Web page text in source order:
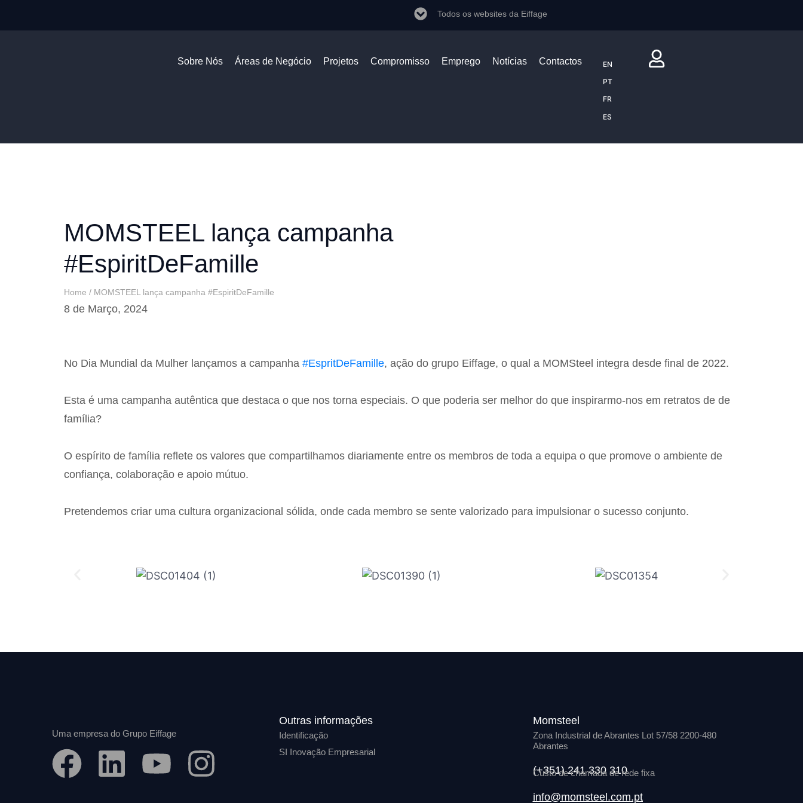
Todos os websites da Eiffage
Sobre Nós Áreas de Negócio Projetos Compromisso Emprego Notícias Contactos
EN
PT
FR
ES
MOMSTEEL lança campanha
#EspiritDeFamille
Home / MOMSTEEL lança campanha #EspiritDeFamille
8 de Março, 2024
No Dia Mundial da Mulher lançamos a campanha #EspritDeFamille, ação do grupo Eiffage, o qual a MOMSteel integra desde final de 2022.
Esta é uma campanha autêntica que destaca o que nos torna especiais. O que poderia ser melhor do que inspirarmo-nos em retratos de de
família?
O espírito de família reflete os valores que compartilhamos diariamente entre os membros de toda a equipa o que promove o ambiente de
confiança, colaboração e apoio mútuo.
Pretendemos criar uma cultura organizacional sólida, onde cada membro se sente valorizado para impulsionar o sucesso conjunto.
Uma empresa do Grupo Eiffage
Outras informações
Identificação
SI Inovação Empresarial
Momsteel
Zona Industrial de Abrantes Lot 57/58 2200-480
Abrantes
(+351) 241 330 310
Custo de chamada de rede fixa
info@momsteel.com.pt
Aceda à área reservada da Momsteel